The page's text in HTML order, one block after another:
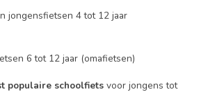
jongensfietsen 4 tot 12 jaar
6 tot 12 jaar (omafietsen)
populaire schoolfiets voor jongens tot